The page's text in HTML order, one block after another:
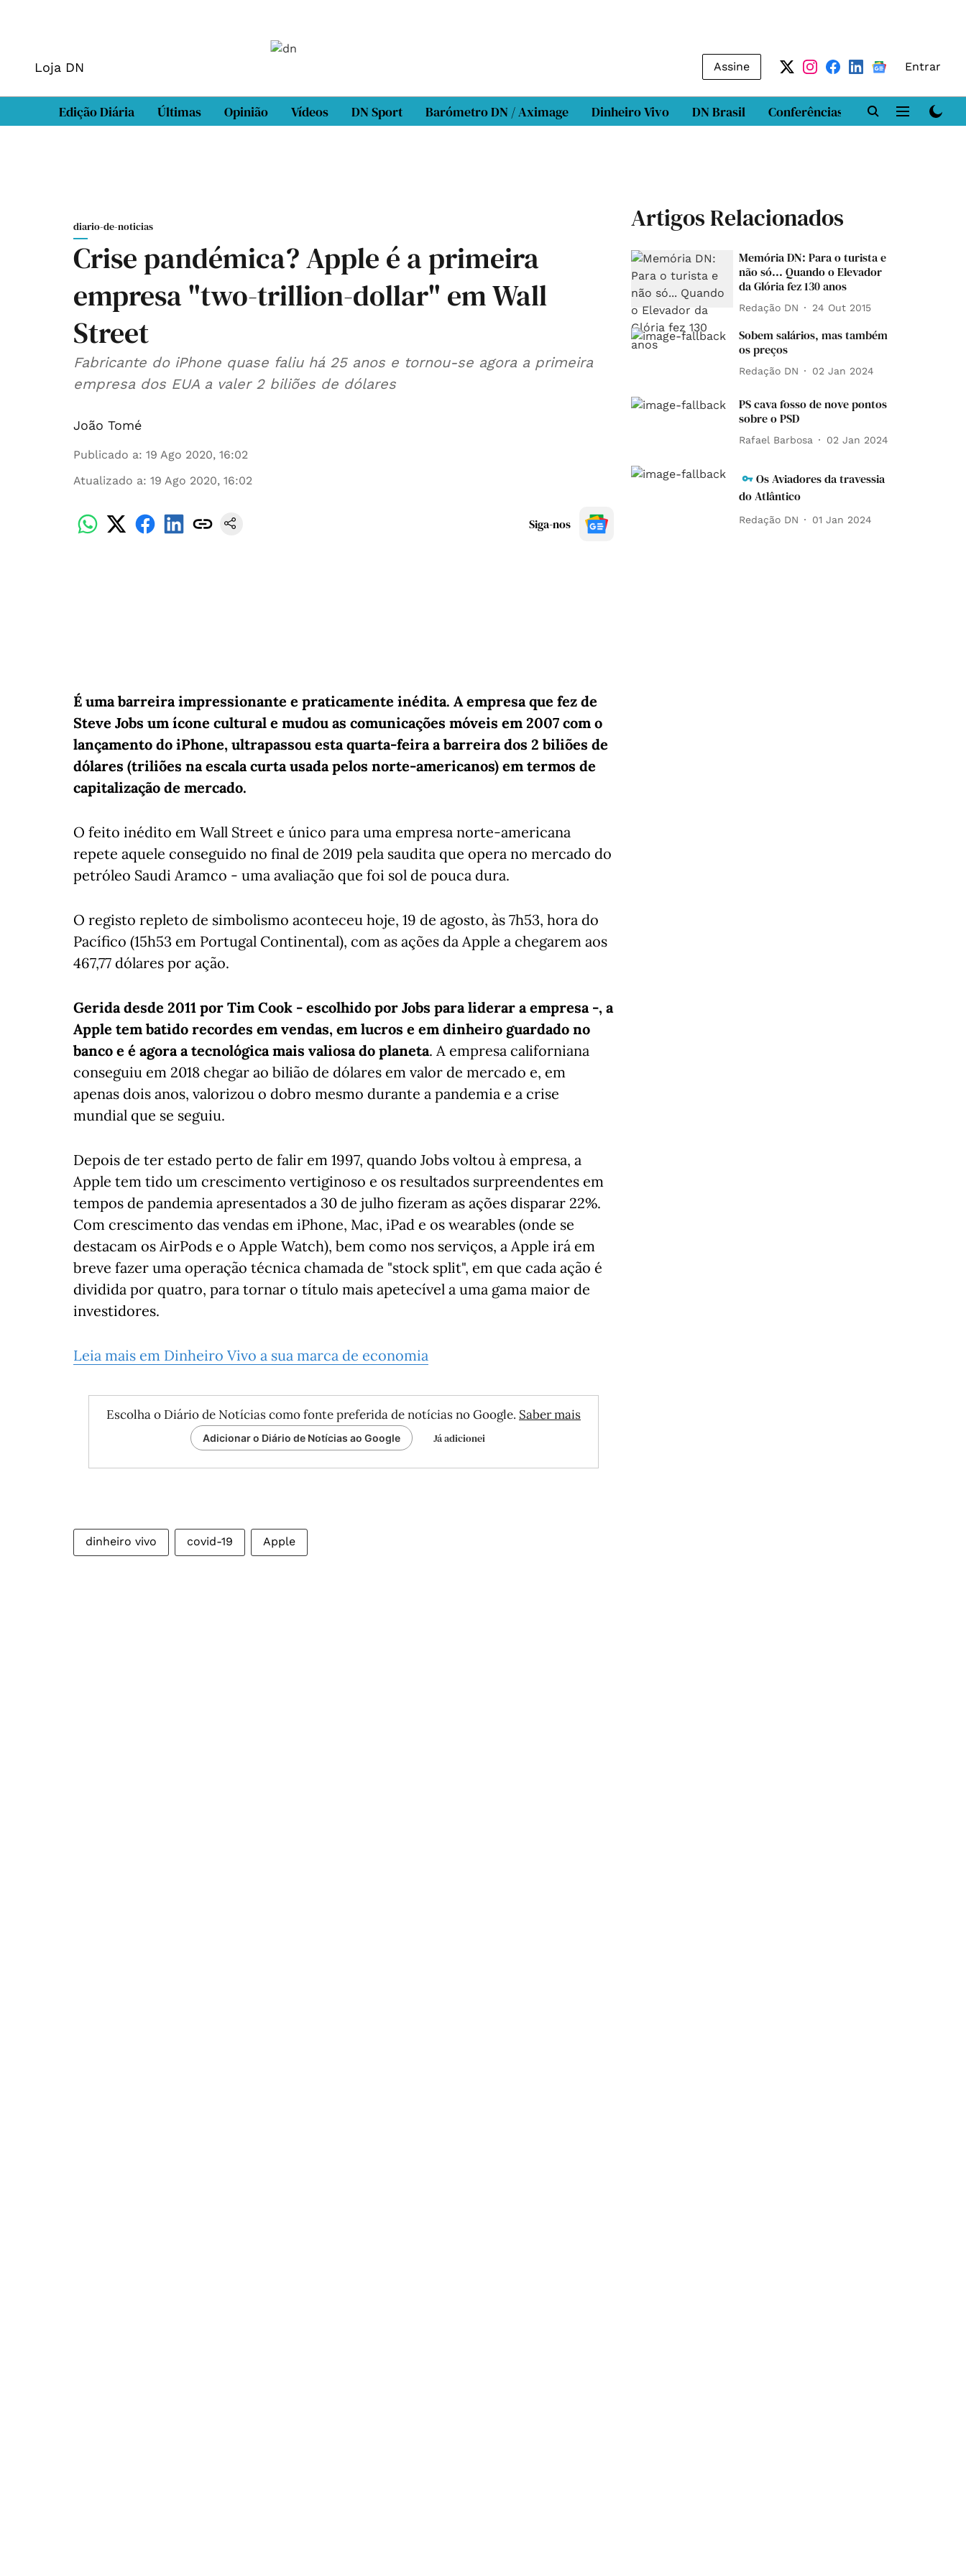
Loja DN Assine Entrar
Edição Diária Últimas Opinião Vídeos DN Sport Barómetro DN / Aximage Dinheiro Vivo DN Brasil Conferências DN LAB
diario-de-noticias
Crise pandémica? Apple é a primeira
empresa "two-trillion-dollar" em Wall
Street
Fabricante do iPhone quase faliu há 25 anos e tornou-se agora a primeira
empresa dos EUA a valer 2 biliões de dólares
João Tomé
Publicado a: 19 Ago 2020, 16:02
Atualizado a: 19 Ago 2020, 16:02
Siga-nos
É uma barreira impressionante e praticamente inédita. A empresa que fez de
Steve Jobs um ícone cultural e mudou as comunicações móveis em 2007 com o
lançamento do iPhone, ultrapassou esta quarta-feira a barreira dos 2 biliões de
dólares (triliões na escala curta usada pelos norte-americanos) em termos de
capitalização de mercado.
O feito inédito em Wall Street e único para uma empresa norte-americana
repete aquele conseguido no final de 2019 pela saudita que opera no mercado do
petróleo Saudi Aramco - uma avaliação que foi sol de pouca dura.
O registo repleto de simbolismo aconteceu hoje, 19 de agosto, às 7h53, hora do
Pacífico (15h53 em Portugal Continental), com as ações da Apple a chegarem aos
467,77 dólares por ação.
Gerida desde 2011 por Tim Cook - escolhido por Jobs para liderar a empresa -, a
Apple tem batido recordes em vendas, em lucros e em dinheiro guardado no
banco e é agora a tecnológica mais valiosa do planeta. A empresa californiana
conseguiu em 2018 chegar ao bilião de dólares em valor de mercado e, em
apenas dois anos, valorizou o dobro mesmo durante a pandemia e a crise
mundial que se seguiu.
Depois de ter estado perto de falir em 1997, quando Jobs voltou à empresa, a
Apple tem tido um crescimento vertiginoso e os resultados surpreendentes em
tempos de pandemia apresentados a 30 de julho fizeram as ações disparar 22%.
Com crescimento das vendas em iPhone, Mac, iPad e os wearables (onde se
destacam os AirPods e o Apple Watch), bem como nos serviços, a Apple irá em
breve fazer uma operação técnica chamada de "stock split", em que cada ação é
dividida por quatro, para tornar o título mais apetecível a uma gama maior de
investidores.
Leia mais em Dinheiro Vivo a sua marca de economia
Escolha o Diário de Notícias como fonte preferida de notícias no Google. Saber mais
Adicionar o Diário de Notícias ao Google Já adicionei
dinheiro vivo covid-19 Apple
Artigos Relacionados
Memória DN: Para o turista e
não só... Quando o Elevador
da Glória fez 130 anos
Redação DN 24 Out 2015
Sobem salários, mas também
os preços
Redação DN 02 Jan 2024
PS cava fosso de nove pontos
sobre o PSD
Rafael Barbosa 02 Jan 2024
Os Aviadores da travessia
do Atlântico
Redação DN 01 Jan 2024